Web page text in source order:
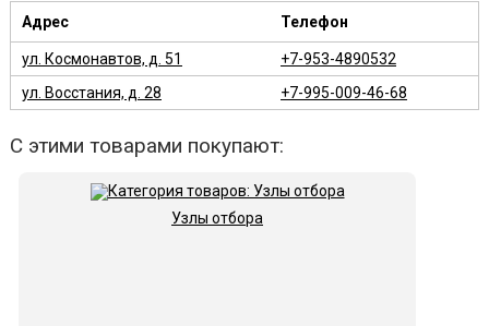
Адрес Телефон
ул. Космонавтов, д. 51
+7-953-4890532
ул. Восстания, д. 28
+7-995-009-46-68
С этими товарами покупают:
Узлы отбора